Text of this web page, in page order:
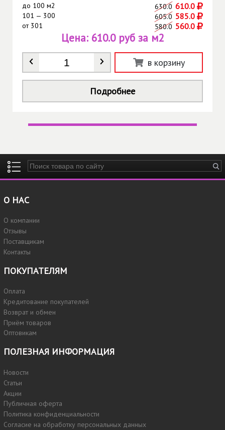
до 100 м2 630.0 610.0
101 — 300 605.0 585.0
от301 580.0 560.0
Количество *
Цена: 610.0 руб за м2
в корзину
Подробнее
Введите ключевые слова для поиска
О НАС
О компании
Отзывы
Поставщикам
Контакты
ПОКУПАТЕЛЯМ
Оплата
Кредитование покупателей
Возврат и обмен
Приём товаров
Оптовикам
ПОЛЕЗНАЯ ИНФОРМАЦИЯ
Новости
Статьи
Акции
Публичная оферта
Политика конфиденциальности
Согласие на обработку персональных данных